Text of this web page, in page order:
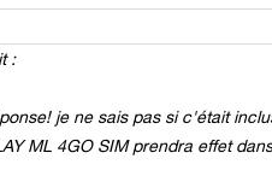
:
je ne sais pas si c'était
ML 4GO SIM prendra effet